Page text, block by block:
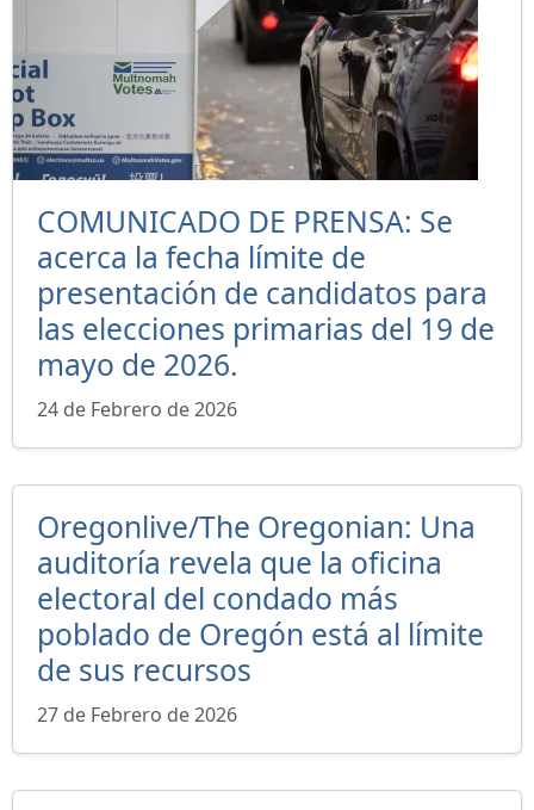
COMUNICADO DE PRENSA: Se
acerca la fecha límite de
presentación de candidatos para
las elecciones primarias del 19 de
mayo de 2026.
24 de Febrero de 2026
Oregonlive/The Oregonian: Una
auditoría revela que la oficina
electoral del condado más
poblado de Oregón está al límite
de sus recursos
27 de Febrero de 2026